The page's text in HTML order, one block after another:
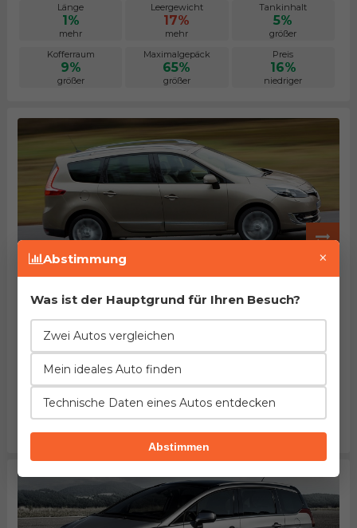
Länge
1%
mehr
Leergewicht
17%
mehr
Tankinhalt
5%
größer
Kofferraum
9%
größer
Maximalgepäck
65%
größer
Preis
16%
niedriger
Renault Grand Scenic dCi 130
Herstellung von 2013. bis 2016.
10%
besser
7%
mehr
12%
=
gleich
12%
mehr
größer
Kofferraum
14%
kleiner
Maximalgepäck
69%
größer
Preis
26%
höher
Abstimmung ×
Was ist der Hauptgrund für Ihren Besuch?
Zwei Autos vergleichen
Mein ideales Auto finden
Technische Daten eines Autos entdecken
Abstimmen